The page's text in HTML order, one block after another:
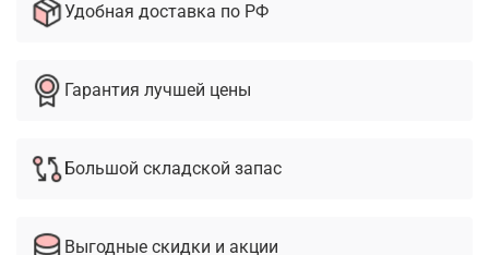
Удобная доставка по РФ
Гарантия лучшей цены
Большой складской запас
Выгодные скидки и акции